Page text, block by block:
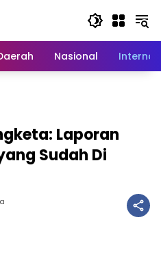
Nasional
Laporan
Sudah Di